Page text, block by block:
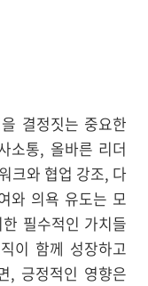
결정짓는 중요한
소통, 올바른 리더
크와 협업 강조, 다
와 의욕 유도는 모
필수적인 가치들
이 함께 성장하고
, 긍정적인 영향은